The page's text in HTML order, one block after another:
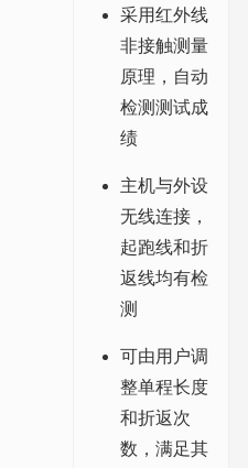
采用红外线
非接触测量
原理，自动
检测测试成
绩
主机与外设
无线连接，
起跑线和折
返线均有检
测
可由用户调
整单程长度
和折返次
数，满足其